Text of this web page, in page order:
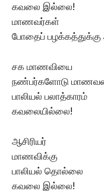
கவலை இல்லை!
மாணவர்கள்
போதைப்
சக மாணவியை
நண்பர்களோடு
பாலியல் பலாத்காரம்
கவலையில்லை!
ஆசிரியர்
மாணவிக்கு
பாலியல் தொல்லை
கவலை இல்லை!